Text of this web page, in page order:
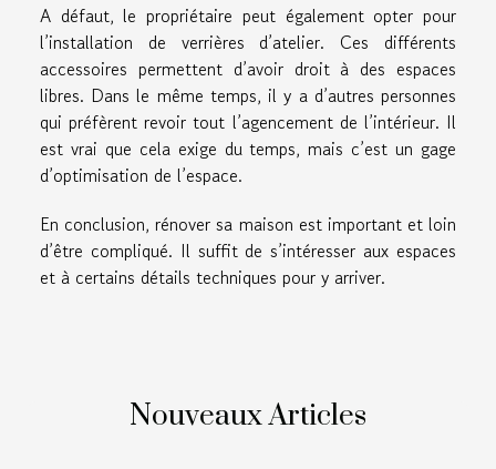
A défaut, le propriétaire peut également opter pour
l’installation de verrières d’atelier. Ces différents
accessoires permettent d’avoir droit à des espaces
libres. Dans le même temps, il y a d’autres personnes
qui préfèrent revoir tout l’agencement de l’intérieur. Il
est vrai que cela exige du temps, mais c’est un gage
d’optimisation de l’espace.
En conclusion, rénover sa maison est important et loin
d’être compliqué. Il suffit de s’intéresser aux espaces
et à certains détails techniques pour y arriver.
Nouveaux Articles